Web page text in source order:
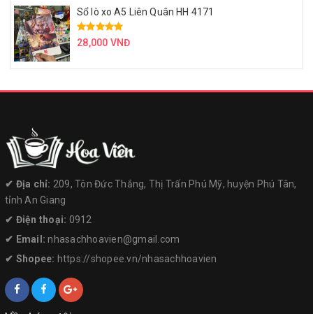
Sổ lò xo A5 Liên Quân HH 4171
28,000 VNĐ
✔︎ Địa chỉ: 209, Tôn Đức Thắng, Thị Trấn Phú Mỹ, huyện Phú Tân,
tỉnh An Giang
✔︎ Điện thoại: 0912
✔︎ Email:nhasachhoavien@gmail.com
✔︎ Shopee: https://shopee.vn/nhasachhoavien